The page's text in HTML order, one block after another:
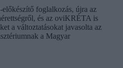
foglalkozás, újra az
és az oviKRÉTA is
a változtatásokat javasolta az
a Magyar